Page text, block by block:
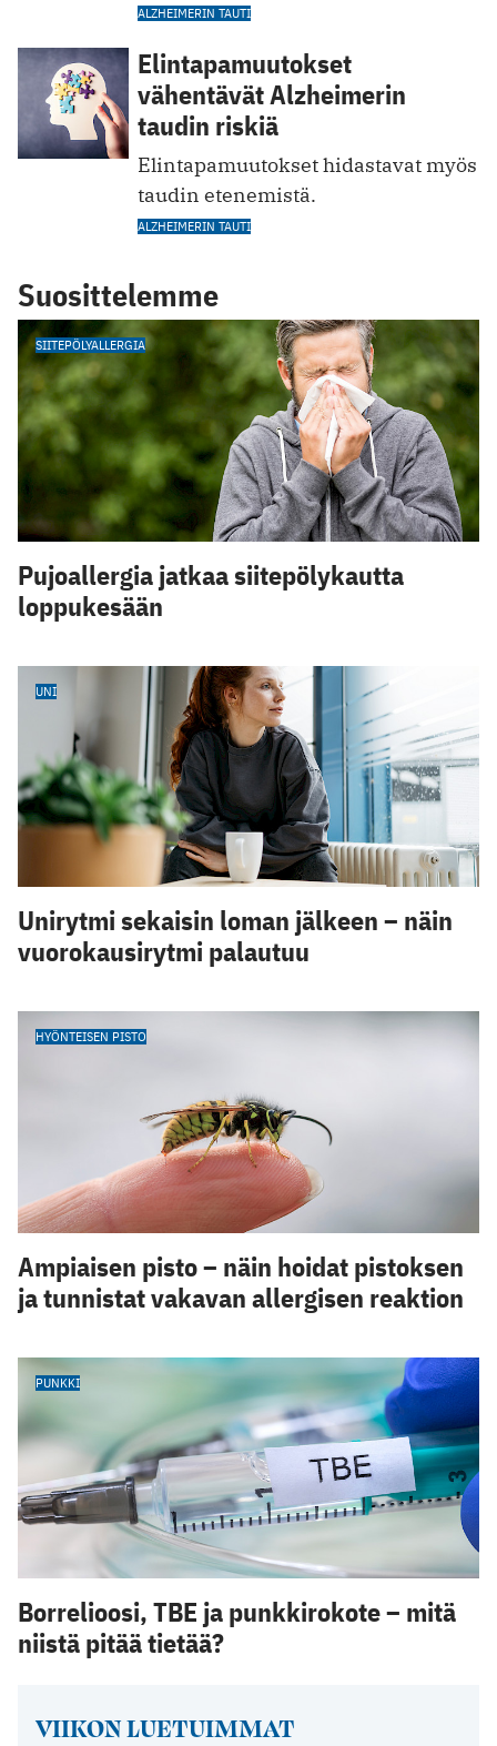
VIIKON LUETUIMMAT
ALZHEIMERIN TAUTI
Elintapamuutokset
vähentävät Alzheimerin
taudin riskiä
Elintapamuutokset hidastavat myös
taudin etenemistä.
ALZHEIMERIN TAUTI
Suosittelemme
SIITEPÖLYALLERGIA
Pujoallergia jatkaa siitepölykautta
loppukesään
UNI
Unirytmi sekaisin loman jälkeen – näin
vuorokausirytmi palautuu
HYÖNTEISEN PISTO
Ampiaisen pisto – näin hoidat pistoksen
ja tunnistat vakavan allergisen reaktion
PUNKKI
Borrelioosi, TBE ja punkkirokote – mitä
niistä pitää tietää?